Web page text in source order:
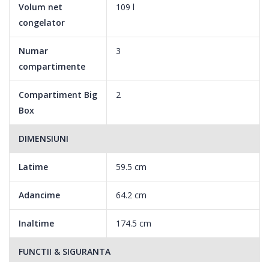
Volum net
congelator
109 l
Numar
compartimente
3
Compartiment Big
Box
2
DIMENSIUNI
Latime 59.5 cm
Adancime 64.2 cm
Inaltime 174.5 cm
FUNCTII & SIGURANTA